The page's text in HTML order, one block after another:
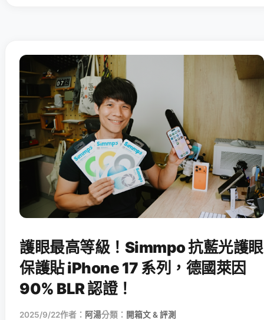
護眼最高等級！Simmpo 抗藍光護眼
保護貼 iPhone 17 系列，德國萊因
90% BLR 認證！
2025/9/22作者： 阿湯分類： 開箱文 & 評測